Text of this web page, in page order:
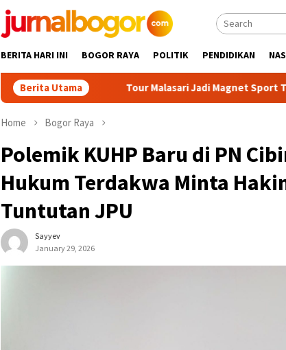
BERITA HARI INI BOGOR RAYA POLITIK PENDIDIKAN
Berita Utama
Tour Malasari Jadi Magnet Sport Tourism,
Home Bogor Raya
Polemik KUHP Baru di PN
Hukum Terdakwa Minta
Tuntutan JPU
Sayyev
January 29, 2026